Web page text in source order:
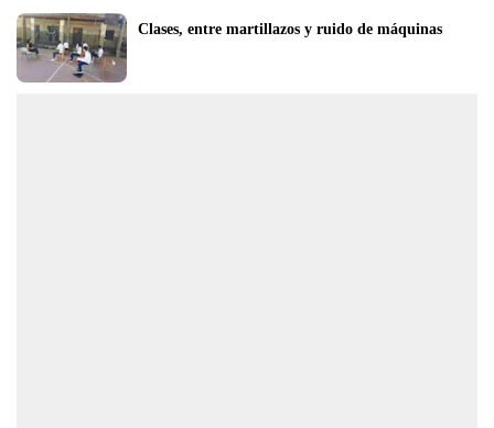
Clases, entre martillazos y ruido de máquinas